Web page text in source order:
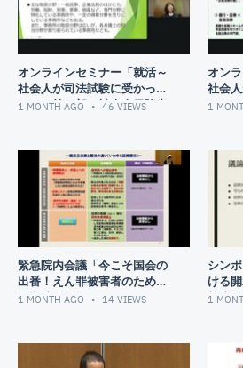
オンラインセミナー「就活～
社会人が司法試験に受かった
ら～」第２部 社会人経験者
1 MONTH AGO 46 VIEWS
オン
社会
ら～
1
緊急院内会議「今こそ国会の
出番！えん罪被害者のための
再審法改正を」
1 MONTH AGO 14 VIEWS
シン
ける
禁止
1